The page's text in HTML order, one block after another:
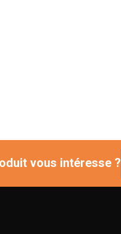
vous intéresse ?